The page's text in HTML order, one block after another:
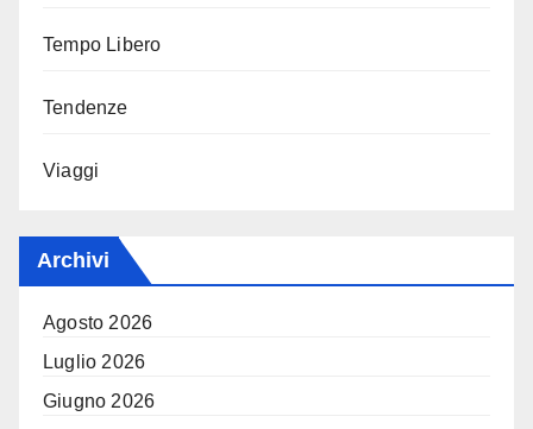
Tempo Libero
Tendenze
Viaggi
Archivi
Agosto 2026
Luglio 2026
Giugno 2026